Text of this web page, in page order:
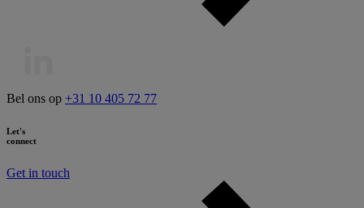
Bel ons op +31 10 405 72 77
Let's
connect
Get in touch